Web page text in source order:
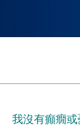
我沒有癲癇